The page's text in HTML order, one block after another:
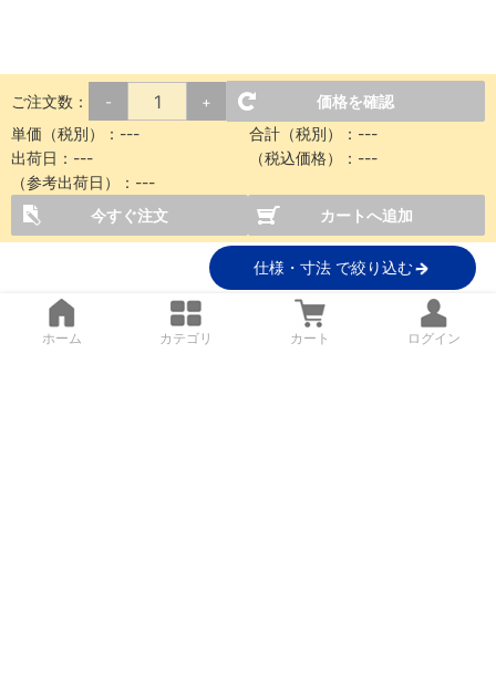
ご注文数： - +
価格を確認
単価（税別）： --- 合計（税別）： ---
出荷日： --- （税込価格）： ---
（参考出荷日）： ---
今すぐ注文
カートへ追加
仕様・寸法 で絞り込む
ホーム カテゴリ カート ログイン